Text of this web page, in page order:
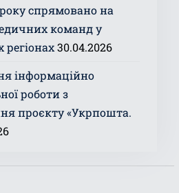
спрямовано на
команд у
30.04.2026
інформаційно
роботи з
проєкту «Укрпошта.